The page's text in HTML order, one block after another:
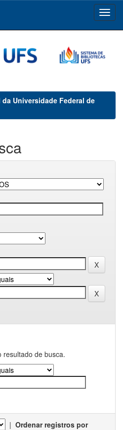
Universidade Federal de
resultado de busca.
| Ordenar registros por